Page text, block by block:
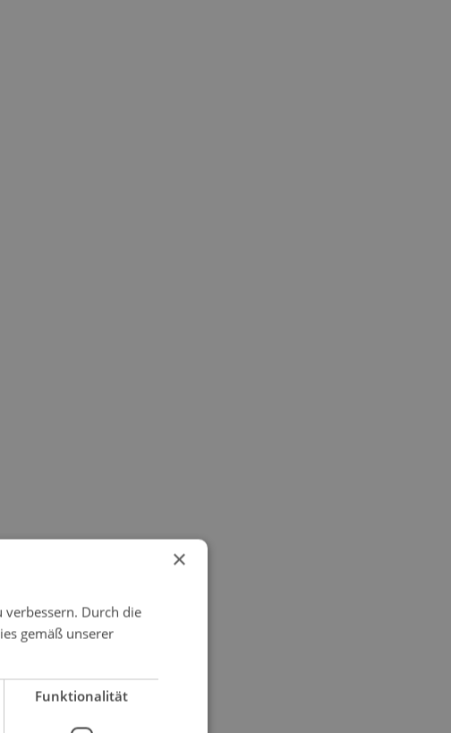
×
Durch die
gemäß unserer
Funktionalität